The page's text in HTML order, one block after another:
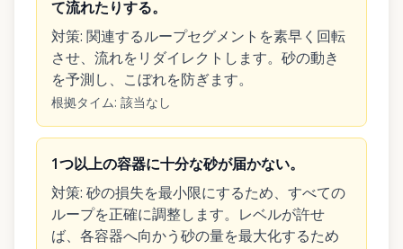
て流れたりする。
対策: 関連するループセグメントを素早く回転
させ、流れをリダイレクトします。砂の動き
を予測し、こぼれを防ぎます。
根拠タイム: 該当なし
1つ以上の容器に十分な砂が届かない。
対策: 砂の損失を最小限にするため、すべての
ループを正確に調整します。レベルが許せ
ば、各容器へ向かう砂の量を最大化するため